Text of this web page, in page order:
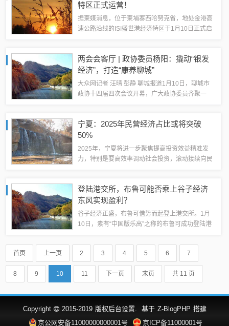
特区正式运营！
据柬媒消息，位于柬埔寨西哈努克省，地处金港高
速公路沿线的ISI盛世港经济特区于1月10日正式启
两会会客厅 | 政协委员杨阳：撬动“银发
经济”，打造“康养聊城”
大众网记者 汪晴 彭静 聊城报道1月10日，聊城市
政协十四届四次会议开幕，广大政协委员齐聚一
今年两会，杨阳重点关注聊城如何撬...
宁夏：2025年民营经济占比或将突破
50%
2025年，宁夏将进一步聚焦提高投资效益精准发
力，特别是要高效率调动社会投资，滚动接续向民
年，宁夏将进一步聚焦提高投资...
登陆港交所，布鲁可能否乘上谷子经济
东风实现盈利？
谷子经济正盛，布鲁可借势而起登上港交所。1月
10日，素有“中国版乐高”之称的布鲁可成功登陆港
在成为资本新宠，能否成为第二个泡泡玛特成为业
界的期待。然而诸多光环之下，不赚钱...
首页 上一页 2 3 4 5 6 7
8 9 10 11 下一页 末页 共 11 页
Copyright 2015-2019 版权后台设置. 基于 Z-BlogPHP 搭建
京公网安备11000000000001号
京ICP备11000001号